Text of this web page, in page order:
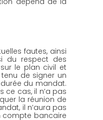
fautes, ainsi
du respect des
le plan civil et
de signer un
du mandat.
ce cas, il n’a pas
la réunion de
il n’aura pas
compte bancaire